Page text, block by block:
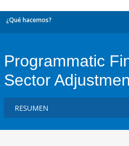
¿Qué hacemos?
Programmatic
Sector